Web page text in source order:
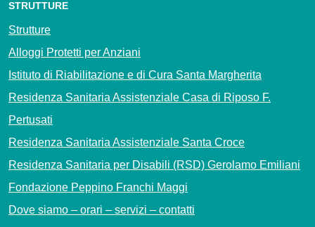
STRUTTURE
Strutture
Alloggi Protetti per Anziani
Istituto di Riabilitazione e di Cura Santa Margherita
Residenza Sanitaria Assistenziale Casa di Riposo F.
Pertusati
Residenza Sanitaria Assistenziale Santa Croce
Residenza Sanitaria per Disabili (RSD) Gerolamo Emiliani
Fondazione Peppino Franchi Maggi
Dove siamo – orari – servizi – contatti